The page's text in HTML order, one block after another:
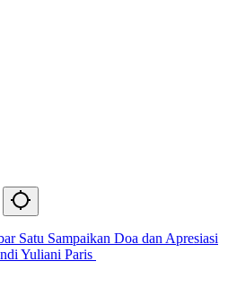
Satu Sampaikan Doa dan Apresiasi
Yuliani Paris